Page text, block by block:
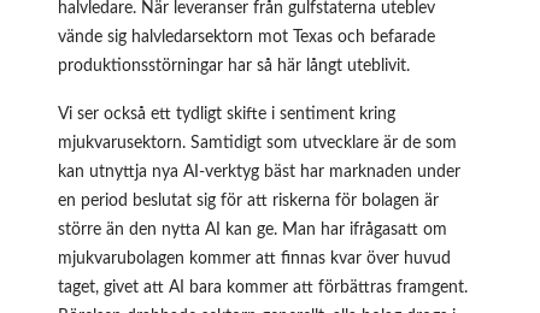
halvledare. När leveranser från gulfstaterna uteblev
vände sig halvledarsektorn mot Texas och befarade
produktionsstörningar har så här långt uteblivit.
Vi ser också ett tydligt skifte i sentiment kring
mjukvarusektorn. Samtidigt som utvecklare är de som
kan utnyttja nya AI-verktyg bäst har marknaden under
en period beslutat sig för att riskerna för bolagen är
större än den nytta AI kan ge. Man har ifrågasatt om
mjukvarubolagen kommer att finnas kvar över huvud
taget, givet att AI bara kommer att förbättras framgent.